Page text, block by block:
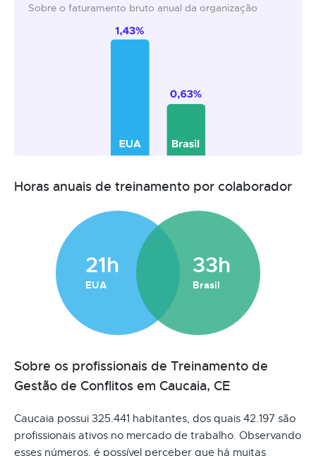
Sobre o faturamento bruto anual da organização
Horas anuais de treinamento por colaborador
21h
EUA
33h
Brasil
Sobre os profissionais de Treinamento de
Gestão de Conflitos em Caucaia, CE
Caucaia possui 325.441 habitantes, dos quais 42.197 são
profissionais ativos no mercado de trabalho. Observando
esses números, é possível perceber que há muitas